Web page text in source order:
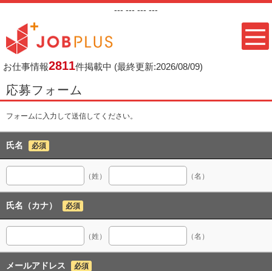
--- --- --- ---
お仕事情報2811件掲載中 (最終更新:2026/08/09)
応募フォーム
フォームに入力して送信してください。
氏名 必須
（姓） （名）
氏名（カナ） 必須
（姓） （名）
メールアドレス 必須